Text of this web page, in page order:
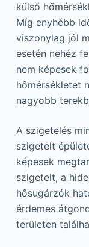
külső
Míg enyhébb
viszonylag jól
esetén nehéz
nem képesek
hőmérsékletet
nagyobb
A szigetelés
szigetelt
képesek
szigetelt, a
hősugárzók
érdemes
területen